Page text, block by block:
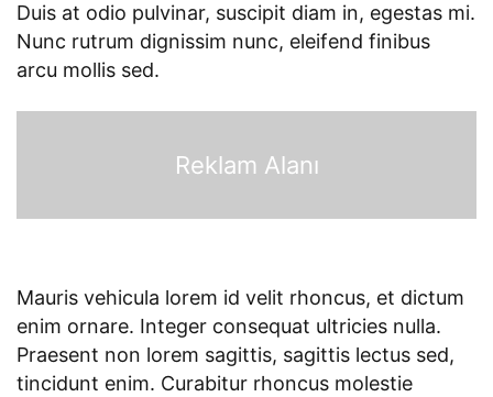
Duis at odio pulvinar, suscipit diam in, egestas mi.
Nunc rutrum dignissim nunc, eleifend finibus
arcu mollis sed.
Reklam Alanı
Mauris vehicula lorem id velit rhoncus, et dictum
enim ornare. Integer consequat ultricies nulla.
Praesent non lorem sagittis, sagittis lectus sed,
tincidunt enim. Curabitur rhoncus molestie